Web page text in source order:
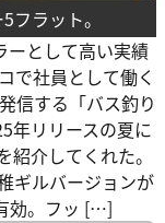
ラット。
ーとして高い実績
で社員として働く
信する「バス釣り
年リリースの夏に
介してくれた。
ギルバージョンが
効。フッ […]